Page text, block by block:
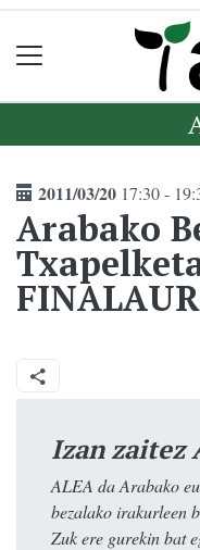
2011/03/20 17:30 -
Arabako
Izan zaitez
ALEA da Arabako
bezalako irakurleen
Zuk ere gurekin bat